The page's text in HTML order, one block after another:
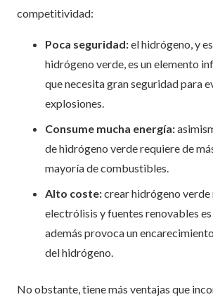
competitividad:
Poca seguridad:el hidrógeno, y
hidrógeno verde, es un elemento
que necesita gran seguridad para
explosiones.
Consume mucha energía:
de hidrógeno verde requiere de
mayoría de combustibles.
Alto coste:crear hidrógeno verde
electrólisis y fuentes renovables
además provoca un
del hidrógeno.
No obstante, tiene más ventajas que